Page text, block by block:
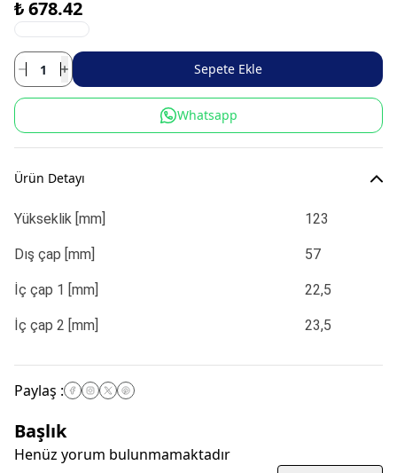
₺ 678.42
Sepete Ekle
Whatsapp
Ürün Detayı
Yükseklik [mm] 123
Dış çap [mm] 57
İç çap 1 [mm] 22,5
İç çap 2 [mm] 23,5
Paylaş :
Başlık
Henüz yorum bulunmamaktadır